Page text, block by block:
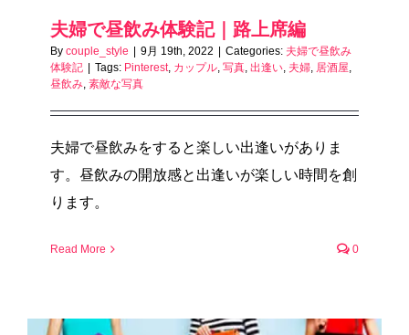
夫婦で昼飲み体験記｜路上席編
By couple_style | 9月 19th, 2022 | Categories: 夫婦で昼飲み
体験記 | Tags: Pinterest, カップル 写真 出逢い 夫婦 居酒屋
昼飲み 素敵な写真
夫婦で昼飲みをすると楽しい出逢いがありま
す。昼飲みの開放感と出逢いが楽しい時間を創
ります。
Read More 0